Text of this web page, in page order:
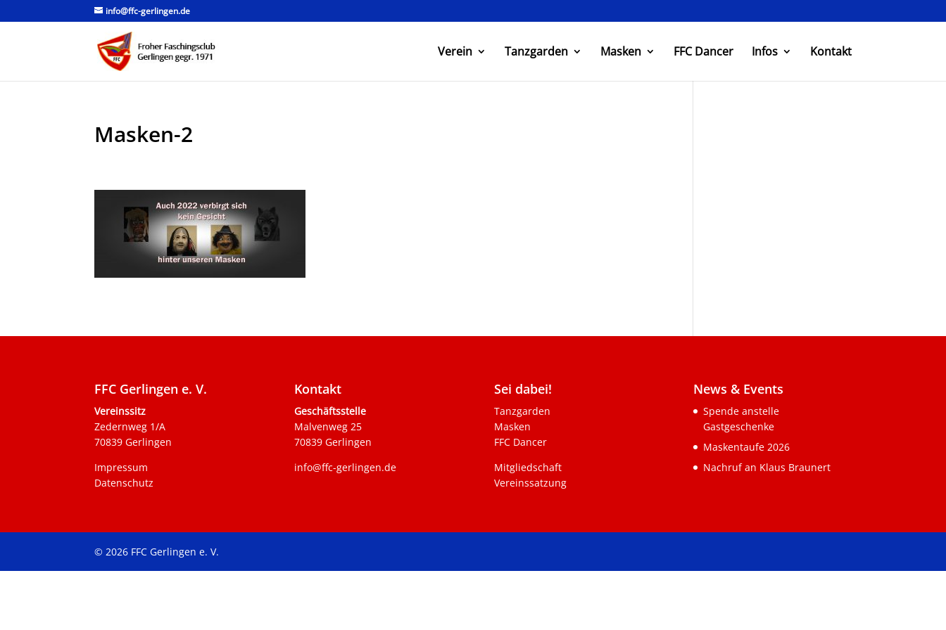
info@ffc-gerlingen.de
Verein Tanzgarden Masken FFC Dancer Infos Kontakt
Masken-2
FFC Gerlingen e. V.
Vereinssitz
Zedernweg 1/A
70839 Gerlingen
Impressum
Datenschutz
Kontakt
Geschäftsstelle
Malvenweg 25
70839 Gerlingen
info@ffc-gerlingen.de
Sei dabei!
Tanzgarden
Masken
FFC Dancer
Mitgliedschaft
Vereinssatzung
News & Events
Spende anstelle
Gastgeschenke
Maskentaufe 2026
Nachruf an Klaus Braunert
© 2026 FFC Gerlingen e. V.